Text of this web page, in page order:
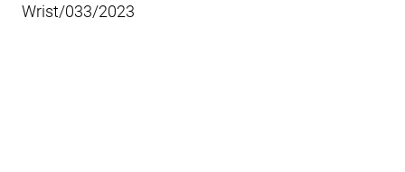
Wrist/033/2023